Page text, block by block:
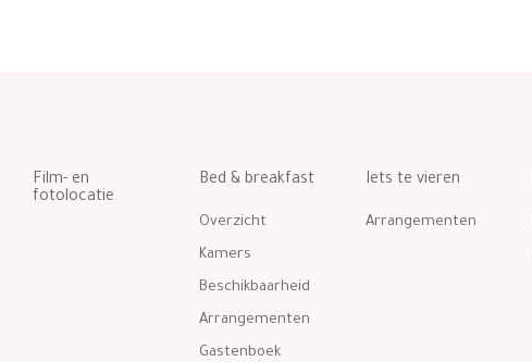
Film- en
fotolocatie
Bed & breakfast
Overzicht
Kamers
Beschikbaarheid
Arrangementen
Gastenboek
Iets te vieren
Arrangementen